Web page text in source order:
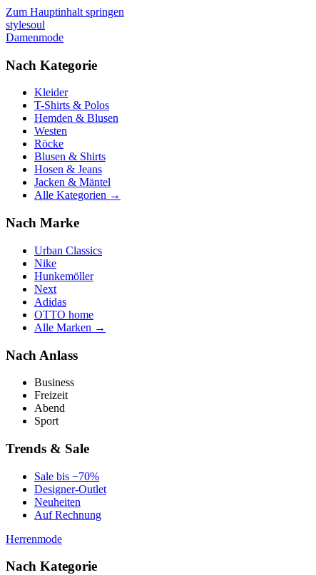
Zum Hauptinhalt springen
stylesoul
Damenmode
Nach Kategorie
Kleider
T-Shirts & Polos
Hemden & Blusen
Westen
Röcke
Blusen & Shirts
Hosen & Jeans
Jacken & Mäntel
Alle Kategorien →
Nach Marke
Urban Classics
Nike
Hunkemöller
Next
Adidas
OTTO home
Alle Marken →
Nach Anlass
Business
Freizeit
Abend
Sport
Trends & Sale
Sale bis −70%
Designer-Outlet
Neuheiten
Auf Rechnung
Herrenmode
Nach Kategorie